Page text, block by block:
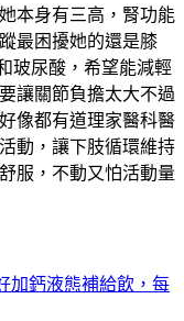
本身有三高，腎功能
最困擾她的還是膝
玻尿酸，希望能減輕
讓關節負擔太大不過
像都有道理家醫科醫
動，讓下肢循環維持
服，不動又怕活動量
加鈣液態補給飲，每